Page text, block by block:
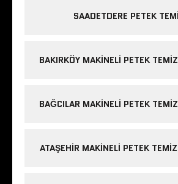
SAADETDERE PETEK
BAKIRKÖY MAKINELI PETEK
BAĞCILAR MAKINELI PETEK
ATAŞEHIR MAKINELI PETEK